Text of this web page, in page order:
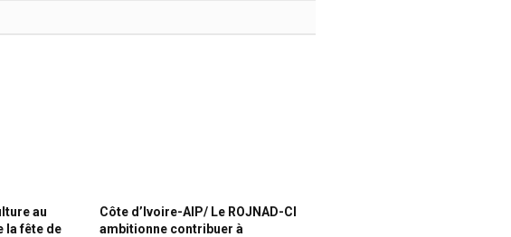
au
la fête de
Côte d’Ivoire-AIP/ Le ROJNAD-CI
ambitionne contribuer à